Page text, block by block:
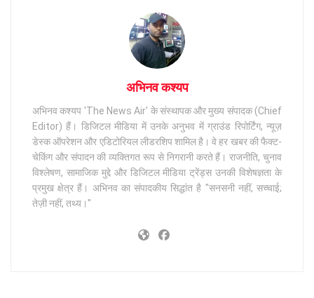
अभिनव कश्यप
अभिनव कश्यप 'The News Air' के संस्थापक और मुख्य संपादक (Chief
Editor) हैं। डिजिटल मीडिया में उनके अनुभव में ग्राउंड रिपोर्टिंग, न्यूज़
डेस्क ऑपरेशन और एडिटोरियल लीडरशिप शामिल है। वे हर खबर की फैक्ट-
चेकिंग और संपादन की व्यक्तिगत रूप से निगरानी करते हैं। राजनीति, चुनाव
विश्लेषण, सामाजिक मुद्दे और डिजिटल मीडिया ट्रेंड्स उनकी विशेषज्ञता के
प्रमुख क्षेत्र हैं। अभिनव का संपादकीय सिद्धांत है "सनसनी नहीं, सच्चाई;
तेज़ी नहीं, तथ्य।"